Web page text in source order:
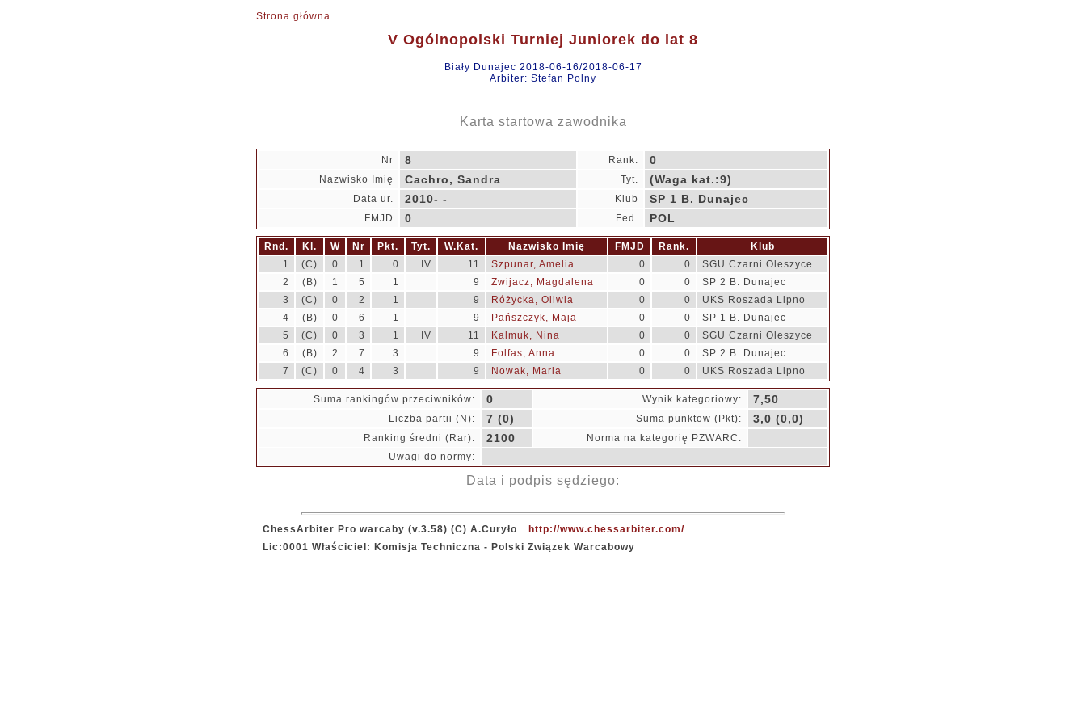
Strona główna
V Ogólnopolski Turniej Juniorek do lat 8
Biały Dunajec 2018-06-16/2018-06-17
Arbiter: Stefan Polny
Karta startowa zawodnika
Nr 8 Rank. 0
Nazwisko Imię Cachro, Sandra Tyt. (Waga kat.:9)
Data ur. 2010- - Klub SP 1 B. Dunajec
FMJD 0 Fed. POL
Rnd. Kl. W Nr Pkt. Tyt. W.Kat. Nazwisko Imię FMJD Rank.
Klub
1
(C) 0 1 0 IV 11 Szpunar, Amelia 0 0
SGU Czarni Oleszyce
2
(B) 1 5 1 9 Zwijacz, Magdalena 0 0
SP 2 B. Dunajec
3
(C) 0 2 1 9 Różycka, Oliwia 0 0
UKS Roszada Lipno
4
(B) 0 6 1 9 Pańszczyk, Maja 0 0
SP 1 B. Dunajec
5
(C) 0 3 1 IV 11 Kalmuk, Nina 0 0
SGU Czarni Oleszyce
6
(B) 2 7 3 9 Folfas, Anna 0 0
SP 2 B. Dunajec
7
(C) 0 4 3 9 Nowak, Maria 0 0 UKS Roszada Lipno
Suma rankingów przeciwników: 0 Wynik kategoriowy: 7,50
Liczba partii (N): 7 (0) Suma punktow (Pkt): 3,0 (0,0)
Ranking średni (Rar): 2100
Norma na kategorię PZWARC:
Uwagi do normy:
Data i podpis sędziego:
ChessArbiter Pro warcaby (v.3.58) (C) A.Curyło
http://www.chessarbiter.com/
Lic:0001 Właściciel: Komisja Techniczna - Polski Związek Warcabowy